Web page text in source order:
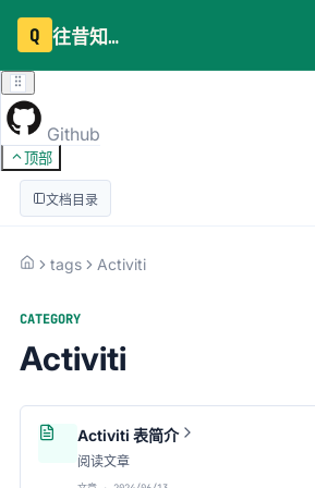
Q 往昔知识库
Github
顶部
文档目录
tags Activiti
CATEGORY
Activiti
Activiti 表简介
阅读文章